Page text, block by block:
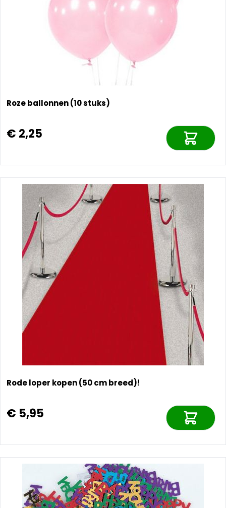
Roze ballonnen (10 stuks)
€ 2,25
Rode loper kopen (50 cm breed)!
€ 5,95